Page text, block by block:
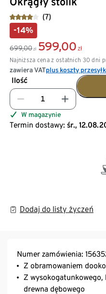
(7)
-14%
699,00 zł 599,00 zł
Najniższa cena z ostatnich 30 dni
zawiera VATplus koszty
Ilość
W magazynie
Termin dostawy: śr.,
Dodaj do listy życzeń
Numer zamówienia:
Z obramowaniem
Z
drewna dębowego